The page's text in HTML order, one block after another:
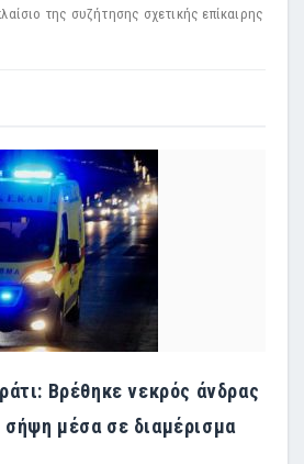
της συζήτησης σχετικής επίκαιρης
Βρέθηκε νεκρός άνδρας
μέσα σε διαμέρισμα